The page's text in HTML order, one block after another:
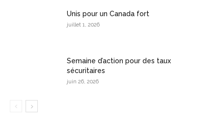
Unis pour un Canada fort
juillet 1, 2026
Semaine d’action pour des taux
sécuritaires
juin 26, 2026